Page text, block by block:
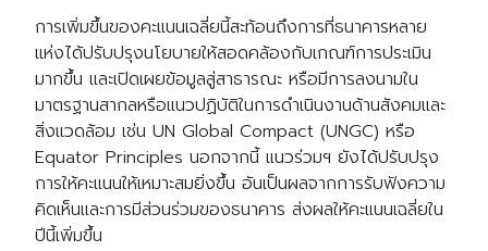
การเพิ่มขึ้นของคะแนนเฉลี่ยนี้สะท้อนถึงการที่ธนาคารหลาย
แห่งได้ปรับปรุงนโยบายให้สอดคล้องกับเกณฑ์การประเมิน
มากขึ้น และเปิดเผยข้อมูลสู่สาธารณะ หรือมีการลงนามใน
มาตรฐานสากลหรือแนวปฏิบัติในการดำเนินงานด้านสังคมและ
สิ่งแวดล้อม เช่น UN Global Compact (UNGC) หรือ
Equator Principles นอกจากนี้ แนวร่วมฯ ยังได้ปรับปรุง
การให้คะแนนให้เหมาะสมยิ่งขึ้น อันเป็นผลจากการรับฟังความ
คิดเห็นและการมีส่วนร่วมของธนาคาร ส่งผลให้คะแนนเฉลี่ยใน
ปีนี้เพิ่มขึ้น